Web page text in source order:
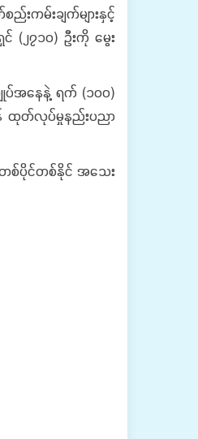
ကမ်းချက်များနှင့်
(၂၇၁၀) ဦးကို မွေး
ပ်အနေနဲ့ ရက် (၁၀၀)
ထုတ်လုပ်မှုနည်းပညာ
တစ်ပိုင်တစ်နိုင် အသေး